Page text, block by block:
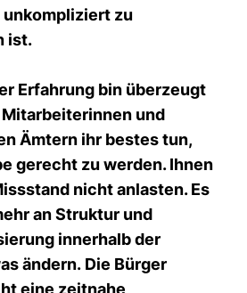
unkompliziert zu
ist.
Erfahrung bin überzeugt
und
Ämtern ihr bestes tun,
gerecht zu werden. Ihnen
nicht anlasten. Es
an Struktur und
innerhalb der
ändern. Die Bürger
eine zeitnahe